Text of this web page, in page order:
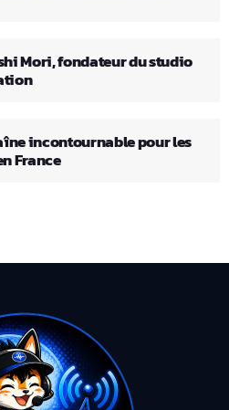
Mori, fondateur du studio
incontournable pour les
France